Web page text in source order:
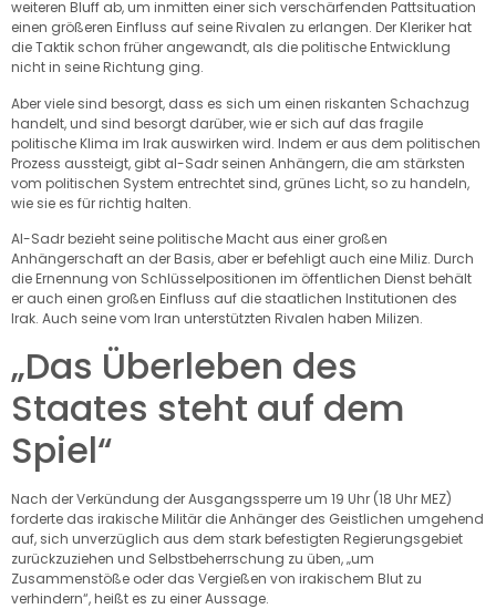
weiteren Bluff ab, um inmitten einer sich verschärfenden Pattsituation
einen größeren Einfluss auf seine Rivalen zu erlangen. Der Kleriker hat
die Taktik schon früher angewandt, als die politische Entwicklung
nicht in seine Richtung ging.
Aber viele sind besorgt, dass es sich um einen riskanten Schachzug
handelt, und sind besorgt darüber, wie er sich auf das fragile
politische Klima im Irak auswirken wird. Indem er aus dem politischen
Prozess aussteigt, gibt al-Sadr seinen Anhängern, die am stärksten
vom politischen System entrechtet sind, grünes Licht, so zu handeln,
wie sie es für richtig halten.
Al-Sadr bezieht seine politische Macht aus einer großen
Anhängerschaft an der Basis, aber er befehligt auch eine Miliz. Durch
die Ernennung von Schlüsselpositionen im öffentlichen Dienst behält
er auch einen großen Einfluss auf die staatlichen Institutionen des
Irak. Auch seine vom Iran unterstützten Rivalen haben Milizen.
„Das Überleben des
Staates steht auf dem
Spiel“
Nach der Verkündung der Ausgangssperre um 19 Uhr (18 Uhr MEZ)
forderte das irakische Militär die Anhänger des Geistlichen umgehend
auf, sich unverzüglich aus dem stark befestigten Regierungsgebiet
zurückzuziehen und Selbstbeherrschung zu üben, „um
Zusammenstöße oder das Vergießen von irakischem Blut zu
verhindern“, heißt es zu einer Aussage.